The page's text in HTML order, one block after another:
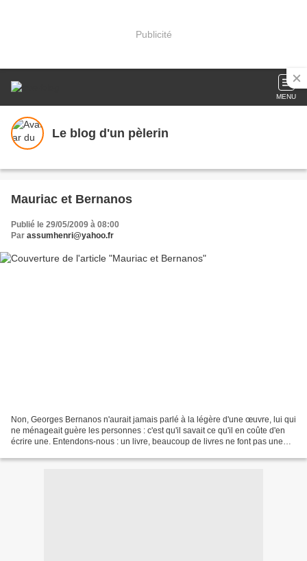
Publicité
MENU
Le blog d'un pèlerin
Mauriac et Bernanos
Publié le 29/05/2009 à 08:00
Par assumhenri@yahoo.fr
Non, Georges Bernanos n'aurait jamais parlé à la légère d'une œuvre, lui qui
ne ménageait guère les personnes : c'est qu'il savait ce qu'il en coûte d'en
écrire une. Entendons-nous : un livre, beaucoup de livres ne font pas une